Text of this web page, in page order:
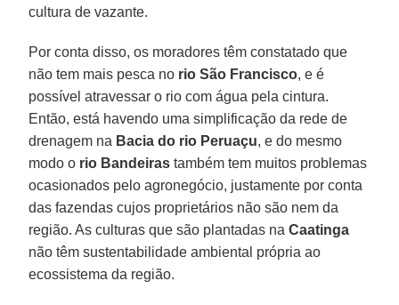
cultura de vazante.
Por conta disso, os moradores têm constatado que
não tem mais pesca no rio São Francisco, e é
possível atravessar o rio com água pela cintura.
Então, está havendo uma simplificação da rede de
drenagem na Bacia do rio Peruaçu, e do mesmo
modo o rio Bandeiras também tem muitos problemas
ocasionados pelo agronegócio, justamente por conta
das fazendas cujos proprietários não são nem da
região. As culturas que são plantadas naCaatinga
não têm sustentabilidade ambiental própria ao
ecossistema da região.